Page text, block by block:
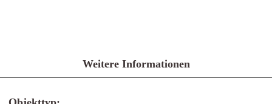
Weitere Informationen